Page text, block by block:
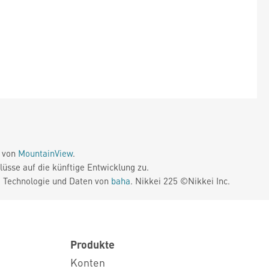
MountainView.
auf die künftige Entwicklung zu.
und Daten von baha. Nikkei 225 ©Nikkei Inc.
Produkte
Konten